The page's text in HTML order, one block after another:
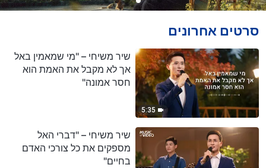
סרטים אחרונים
5:35
שיר משיחי – "מי שמאמין באל
אך לא מקבל את האמת הוא
חסר אמונה"
שיר משיחי – "דברי האל
מספקים את כל צורכי האדם
בחיים"